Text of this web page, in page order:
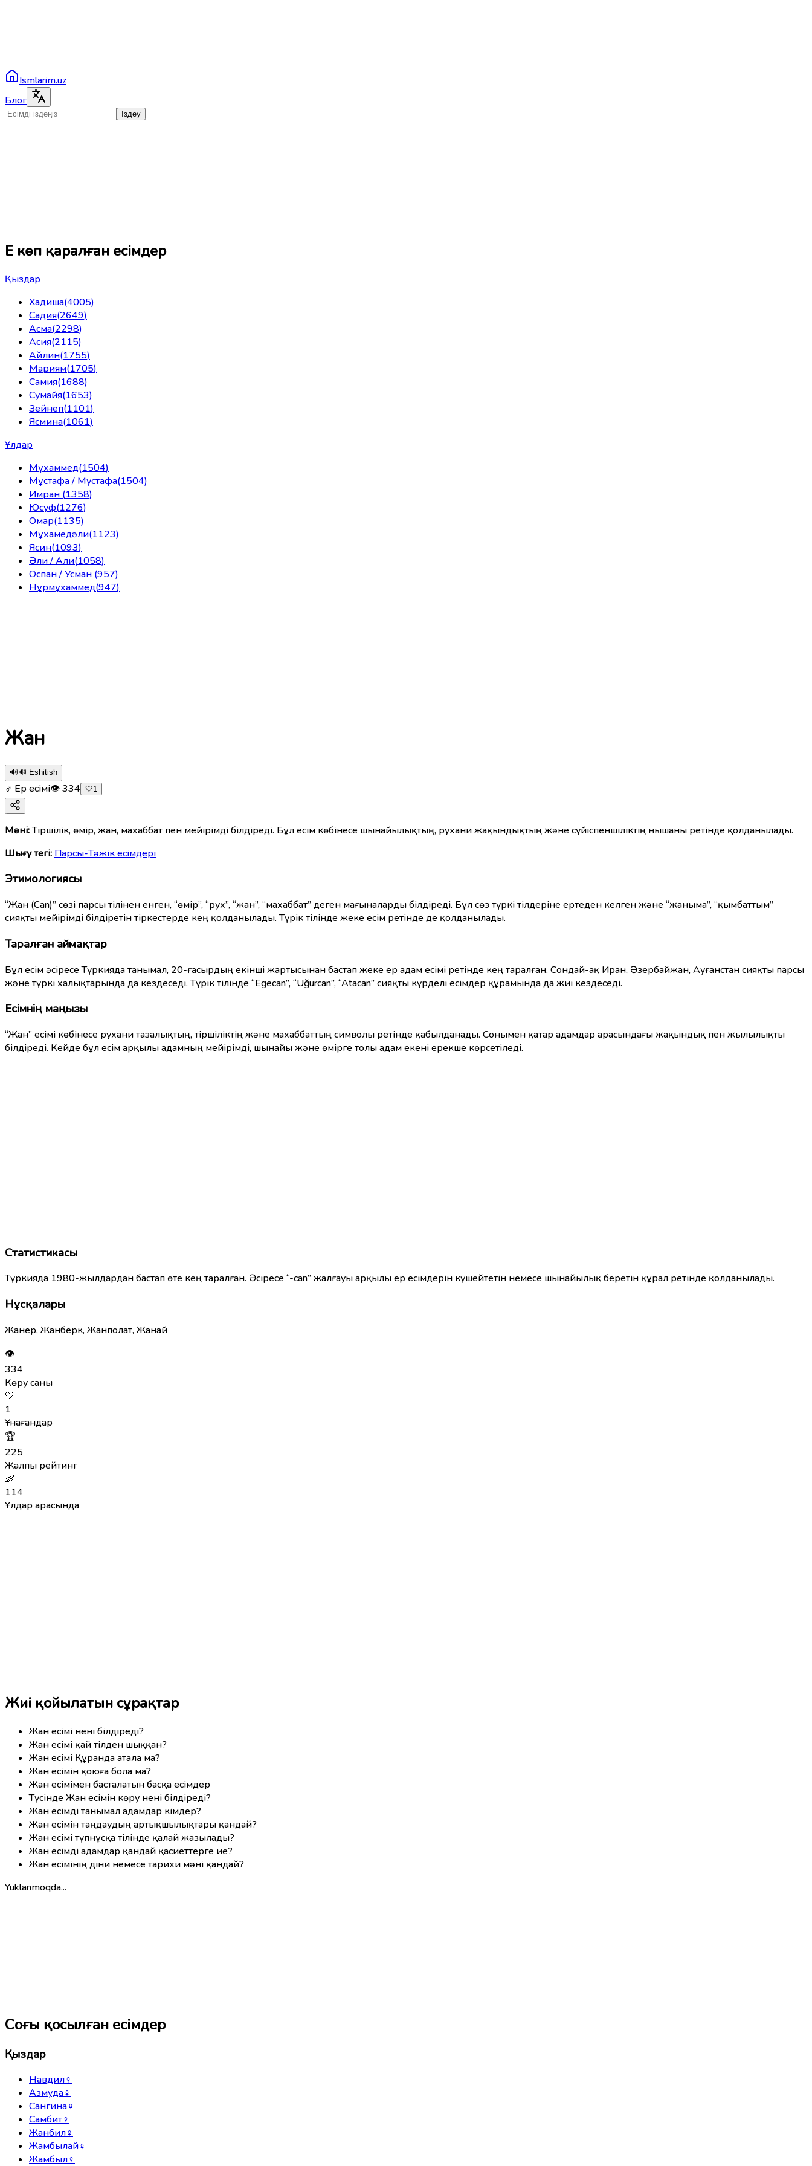
Ismlarim.uz
Блог
Іздеу
Ең көп қаралған есімдер
Қыздар
Хадиша(4005)
Садия(2649)
Асма(2298)
Асия(2115)
Айлин(1755)
Мариям(1705)
Самия(1688)
Сумайя(1653)
Зейнеп(1101)
Ясмина(1061)
Ұлдар
Мұхаммед(1504)
Мұстафа / Мустафа(1504)
Имран (1358)
Юсуф(1276)
Омар(1135)
Мұхамедәли(1123)
Ясин(1093)
Әли / Али(1058)
Оспан / Усман (957)
Нұрмұхаммед(947)
Жан
🔊🔊 Eshitish
♂ Ер есімі👁334 🤍1
Мәні:Тіршілік, өмір, жан, махаббат пен мейірімді білдіреді. Бұл есім көбінесе шынайылықтың, рухани жақындықтың және сүйіспеншіліктің нышаны ретінде қолданылады.
Шығу тегі: Парсы-Тәжік есімдері
Этимологиясы
“Жан (Can)” сөзі парсы тілінен енген, “өмір”, “рух”, “жан”, “махаббат” деген мағыналарды білдіреді. Бұл сөз түркі тілдеріне ертеден келген және “жаныма”, “қымбаттым”
сияқты мейірімді білдіретін тіркестерде кең қолданылады. Түрік тілінде жеке есім ретінде де қолданылады.
Таралған аймақтар
Бұл есім әсіресе Түркияда танымал, 20-ғасырдың екінші жартысынан бастап жеке ер адам есімі ретінде кең таралған. Сондай-ақ Иран, Әзербайжан, Ауғанстан сияқты парсы
және түркі халықтарында да кездеседі. Түрік тілінде “Egecan”, “Uğurcan”, “Atacan” сияқты күрделі есімдер құрамында да жиі кездеседі.
Есімнің маңызы
“Жан” есімі көбінесе рухани тазалықтың, тіршіліктің және махаббаттың символы ретінде қабылданады. Сонымен қатар адамдар арасындағы жақындық пен жылылықты
білдіреді. Кейде бұл есім арқылы адамның мейірімді, шынайы және өмірге толы адам екені ерекше көрсетіледі.
Статистикасы
Түркияда 1980-жылдардан бастап өте кең таралған. Әсіресе “-can” жалғауы арқылы ер есімдерін күшейтетін немесе шынайылық беретін құрал ретінде қолданылады.
Нұсқалары
Жанер, Жанберк, Жанполат, Жанай
👁
334
Көру саны
🤍
1
Ұнағандар
🏆
225
Жалпы рейтинг
👶
114
Ұлдар арасында
Жиі қойылатын сұрақтар
Жан есімі нені білдіреді?
Жан есімі қай тілден шыққан?
Жан есімі Құранда атала ма?
Жан есімін қоюға бола ма?
Жан есімімен басталатын басқа есімдер
Түсінде Жан есімін көру нені білдіреді?
Жан есімді танымал адамдар кімдер?
Жан есімін таңдаудың артықшылықтары қандай?
Жан есімі түпнұсқа тілінде қалай жазылады?
Жан есімді адамдар қандай қасиеттерге ие?
Жан есімінің діни немесе тарихи мәні қандай?
Yuklanmoqda...
Соңғы қосылған есімдер
Қыздар
Навдил♀
Азмуда♀
Сангина♀
Самбит♀
Жанбил♀
Жамбылай♀
Жамбыл♀